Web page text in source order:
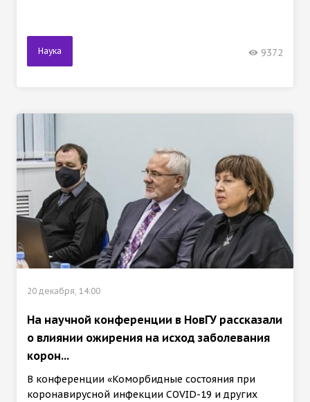
Наука 9372
20 декабря, 14:00
На научной конференции в НовГУ рассказали
о влиянии ожирения на исход заболевания
корон...
В конференции «Коморбидные состояния при
коронавирусной инфекции COVID-19 и других